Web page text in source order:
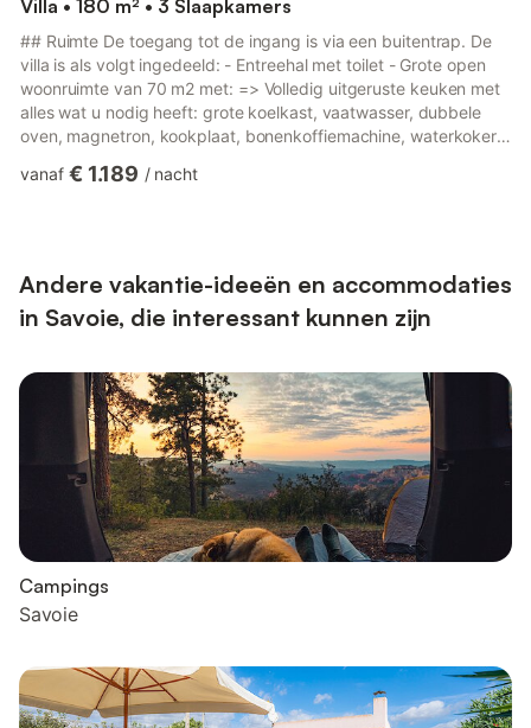
Villa • 180 m² • 3 Slaapkamers
## Ruimte De toegang tot de ingang is via een buitentrap. De
villa is als volgt ingedeeld: - Entreehal met toilet - Grote open
woonruimte van 70 m2 met: => Volledig uitgeruste keuken met
alles wat u nodig heeft: grote koelkast, vaatwasser, dubbele
oven, magnetron, kookplaat, bonenkoffiemachine, waterkoker,
6 personen => Woonkamer met sofa's, salontafel en TV - 1e
tui...
vanaf € 1.189 / nacht
Andere vakantie-ideeën en accommodaties
in Savoie, die interessant kunnen zijn
Campings
Savoie